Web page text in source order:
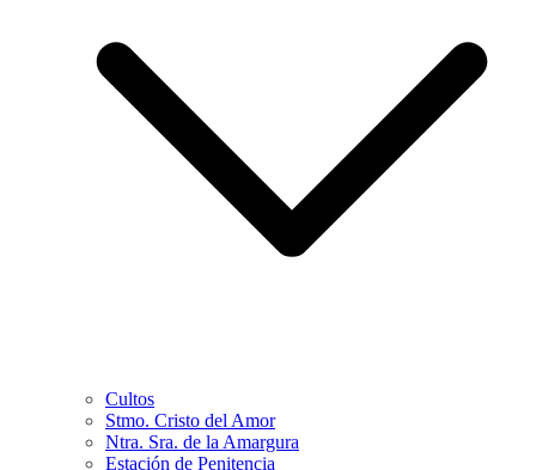
Cultos
Stmo. Cristo del Amor
Ntra. Sra. de la Amargura
Estación de Penitencia